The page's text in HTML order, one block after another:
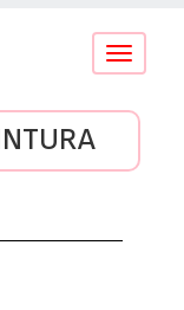
Conmutar